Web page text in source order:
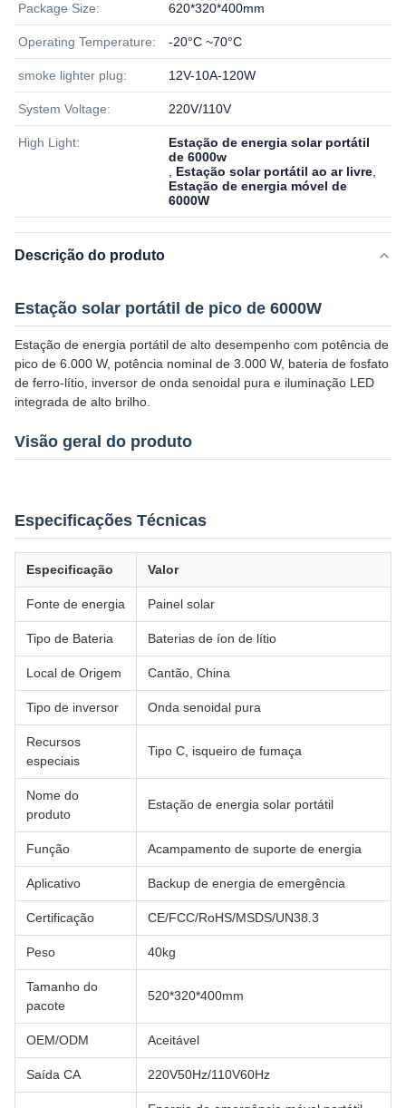
Package Size: 620*320*400mm
Operating Temperature: -20°C ~70°C
smoke lighter plug: 12V-10A-120W
System Voltage: 220V/110V
High Light:
Estação de energia solar portátil
de 6000w
Estação solar portátil ao ar livre
Estação de energia móvel de
6000W
Descrição do produto
Estação solar portátil de pico de 6000W
Estação de energia portátil de alto desempenho com potência de
pico de 6.000 W, potência nominal de 3.000 W, bateria de fosfato
de ferro-lítio, inversor de onda senoidal pura e iluminação LED
integrada de alto brilho.
Visão geral do produto
Especificações Técnicas
Especificação Valor
Fonte de energia Painel solar
Tipo de Bateria Baterias de íon de lítio
Local de Origem Cantão, China
Tipo de inversor Onda senoidal pura
Recursos
especiais
Tipo C, isqueiro de fumaça
Nome do
produto
Estação de energia solar portátil
Função Acampamento de suporte de energia
Aplicativo Backup de energia de emergência
Certificação CE/FCC/RoHS/MSDS/UN38.3
Peso 40kg
Tamanho do
pacote
520*320*400mm
OEM/ODM Aceitável
Saída CA 220V50Hz/110V60Hz